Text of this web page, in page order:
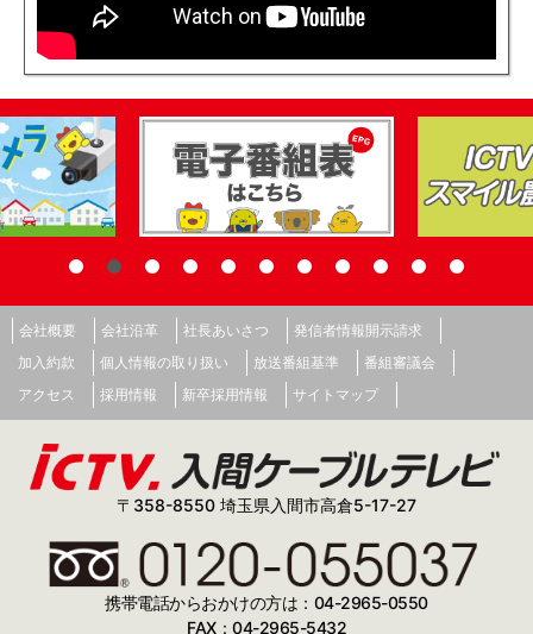
会社概要 会社沿革 社長あいさつ
発信者情報開示請求
加入約款
個人情報の取り扱い 放送番組基準
番組審議会
アクセス
採用情報 新卒採用情報 サイトマップ
〒358-8550 埼玉県入間市高倉5-17-27
携帯電話からおかけの方は：04-2965-0550
FAX：04-2965-5432